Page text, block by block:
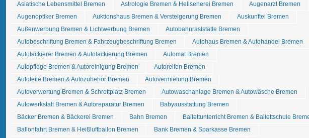
Asiatische Lebensmittel Bremen
Astrologie Bremen & Hellseherei Bremen
Augenarzt Bremen
Augenoptiker Bremen
Auktionshaus Bremen & Versteigerung Bremen
Auskunftei Bremen
Außenwerbung Bremen & Lichtwerbung Bremen
Autobahnraststätte Bremen
Autobeschriftung Bremen & Fahrzeugbeschriftung Bremen
Autohaus Bremen & Autohandel Bremen
Autolackierer Bremen & Autolackierung Bremen
Automat Bremen
Autopflege Bremen & Autoreinigung Bremen
Autoreifen Bremen
Autoteile Bremen & Autozubehör Bremen
Autovermietung Bremen
Autoverwertung Bremen & Schrottplatz Bremen
Autowaschanlage Bremen & Autowäsche Bremen
Autowerkstatt Bremen & Autoreparatur Bremen
Babyausstattung Bremen
Bäcker Bremen & Bäckerei Bremen
Bahn Bremen
Ballettunterricht Bremen & Ballettschule
Ballonfahrt Bremen & Heißluftballon Bremen
Bank Bremen & Sparkasse Bremen